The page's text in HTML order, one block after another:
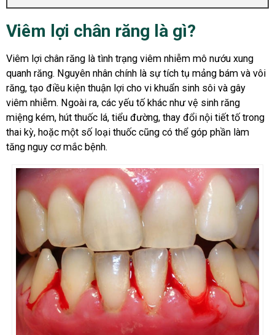
Viêm lợi chân răng là gì?
Viêm lợi chân răng là tình trạng viêm nhiễm mô nướu xung
quanh răng. Nguyên nhân chính là sự tích tụ mảng bám và vôi
răng, tạo điều kiện thuận lợi cho vi khuẩn sinh sôi và gây
viêm nhiễm. Ngoài ra, các yếu tố khác như vệ sinh răng
miệng kém, hút thuốc lá, tiểu đường, thay đổi nội tiết tố trong
thai kỳ, hoặc một số loại thuốc cũng có thể góp phần làm
tăng nguy cơ mắc bệnh.